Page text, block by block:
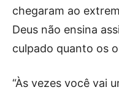
chegaram ao
Deus não ensina
culpado quanto os
“Às vezes você vai